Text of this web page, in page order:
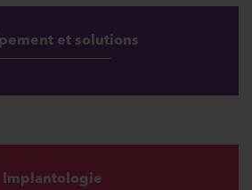
et solutions
Implantologie